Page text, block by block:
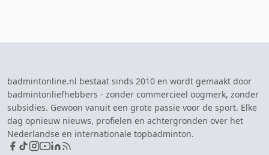
badmintonline.nl bestaat sinds 2010 en wordt gemaakt door
badmintonliefhebbers - zonder commercieel oogmerk, zonder
subsidies. Gewoon vanuit een grote passie voor de sport. Elke
dag opnieuw nieuws, profielen en achtergronden over het
Nederlandse en internationale topbadminton.